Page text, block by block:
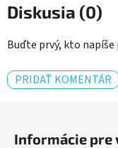
Diskusia (0)
Buďte prvý, kto
PRIDAŤ KOMENTÁR
Informácie pre